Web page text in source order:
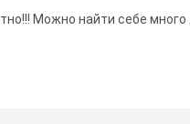
Можно найти себе много